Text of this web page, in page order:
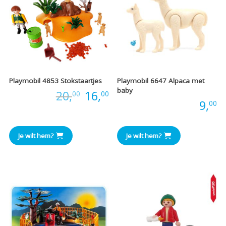
Playmobil 4853 Stokstaartjes
20,00 Oorspronkelijke
16,00Huidige
is:
Je wilt hem?
Playmobil 6647 Alpaca met
baby
9,00
Je wilt hem?